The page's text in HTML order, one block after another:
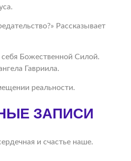
Рассказывает
Божественной Силой.
Гавриила.
реальности.
ЗАПИСИ
и счастье наше.